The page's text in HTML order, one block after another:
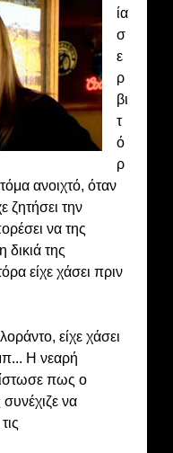
ία
σ
ε
ρ
βι
τ
ό
ρ
ανοιχτό, όταν
ζητήσει την
να της
δικιά της
είχε χάσει πριν
είχε χάσει
Η νεαρή
πως ο
να